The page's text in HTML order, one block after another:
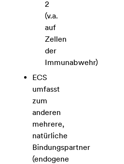
2
(v.a.
auf
Zellen
der
Immunabwehr)
ECS
umfasst
zum
anderen
mehrere,
natürliche
Bindungspartner
(endogene